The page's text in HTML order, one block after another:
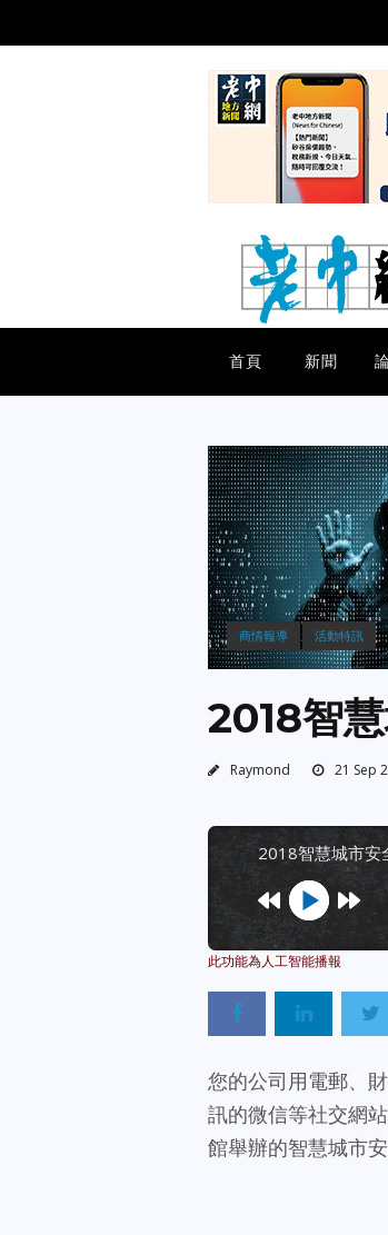
首頁 新聞
商情報導 活動特訊
2018智
Raymond 21 Sep
2018智慧城市
您的公司用電郵、
訊的微信等社交網
館舉辦的智慧城市